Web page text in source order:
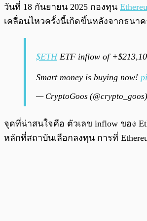
พร้อมเล่น
วันที่ 18 กันยายน 2025 กองทุน
เคลื่อนไหวครั้งนี้เกิดขึ้นหลังจากธนา
$ETHETF inflow of
Smart money is buying now!
— CryptoGoos (@crypto_goos)
จุดที่น่าสนใจคือ ตัวเลข inflow ของ
หลักที่สถาบันเลือกลงทุน การที่